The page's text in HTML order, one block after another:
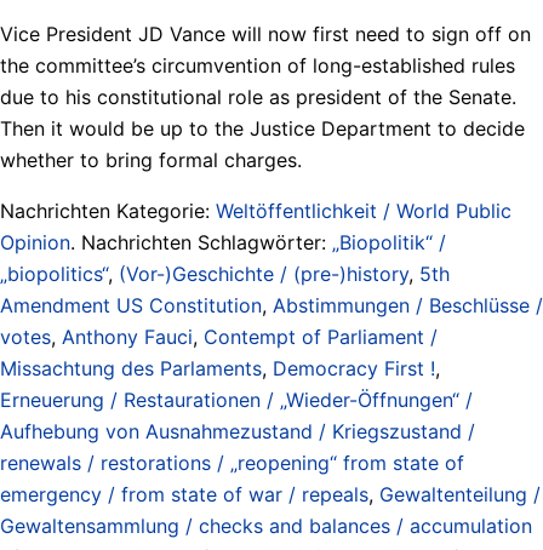
Vice President JD Vance will now first need to sign off on
the committee’s circumvention of long-established rules
due to his constitutional role as president of the Senate.
Then it would be up to the Justice Department to decide
whether to bring formal charges.
Nachrichten Kategorie: Weltöffentlichkeit / World Public
Opinion. Nachrichten Schlagwörter: „Biopolitik“ /
„biopolitics“, (Vor-)Geschichte / (pre-)history, 5th
Amendment US Constitution, Abstimmungen / Beschlüsse /
votes, Anthony Fauci, Contempt of Parliament /
Missachtung des Parlaments, Democracy First !,
Erneuerung / Restaurationen / „Wieder-Öffnungen“ /
Aufhebung von Ausnahmezustand / Kriegszustand /
renewals / restorations / „reopening“ from state of
emergency / from state of war / repeals, Gewaltenteilung /
Gewaltensammlung / checks and balances / accumulation